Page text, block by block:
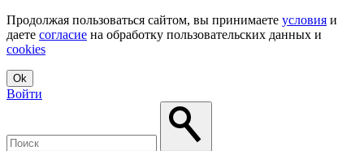
Продолжая пользоваться сайтом, вы принимаете условия и
даете согласие на обработку пользовательских данных и
cookies
Ok
Войти